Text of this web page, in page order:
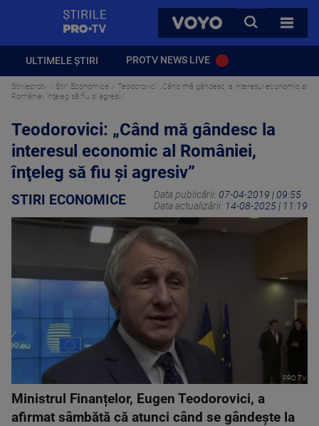
VOYO
CAUTA
TOATE
ULTIMELE ȘTIRI PROTV NEWS LIVE
Stirileprotv Stiri Economice
Teodorovici: „Când mă gândesc la interesul economic al
României, înţeleg să fiu şi agresiv”
Teodorovici: „Când mă gândesc la
interesul economic al României,
înţeleg să fiu şi agresiv”
STIRI ECONOMICE Data publicării: 07-04-2019 | 09:55
Data actualizării: 14-08-2025 | 11:19
PRO TV
Ministrul Finanțelor, Eugen Teodorovici, a
afirmat sâmbătă că atunci când se gândește la